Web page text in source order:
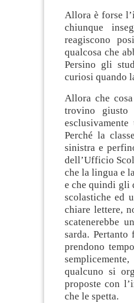
Allora è forse
chiunque
reagiscono
qualcosa che
Persino gli
curiosi quando
Allora che
trovino giusto
Perché la
sinistra e
dell’Ufficio
che la lingua e
e che quindi gli
scolastiche ed
chiare lettere,
scatenerebbe
sarda. Pertanto
prendono
qualcuno si
proposte con
che le spetta.